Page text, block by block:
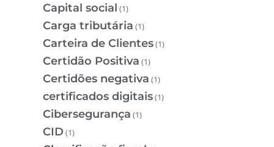
Capital social (1)
Carga tributária (1)
Carteira de Clientes(1)
Certidão Positiva (1)
Certidões negativa (1)
certificados digitais(1)
Cibersegurança (1)
CID (1)